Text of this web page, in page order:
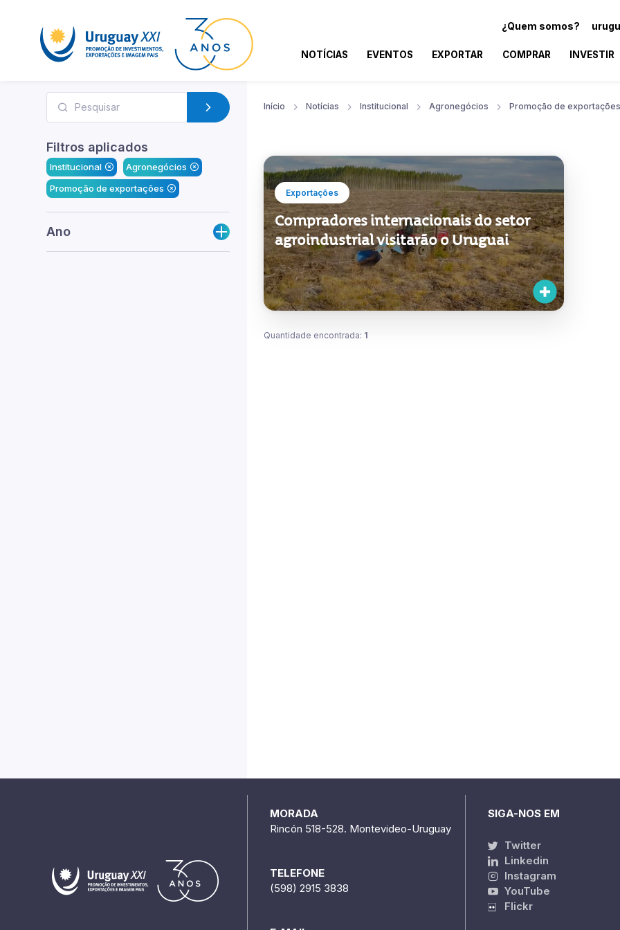
¿Quem somos?
NOTÍCIAS EVENTOS EXPORTAR COMPRAR INVESTIR
Filtros aplicados
Institucional
Agronegócios
Promoção de exportações
Ano
Início Notícias Institucional Agronegócios Promoção de exportações
Exportações
Compradores internacionais do setor
agroindustrial visitarão o Uruguai
Quantidade encontrada: 1
MORADA
Rincón 518-528. Montevideo-Uruguay
TELEFONE
(598) 2915 3838
SIGA-NOS EM
Twitter
Linkedin
Instagram
YouTube
Flickr